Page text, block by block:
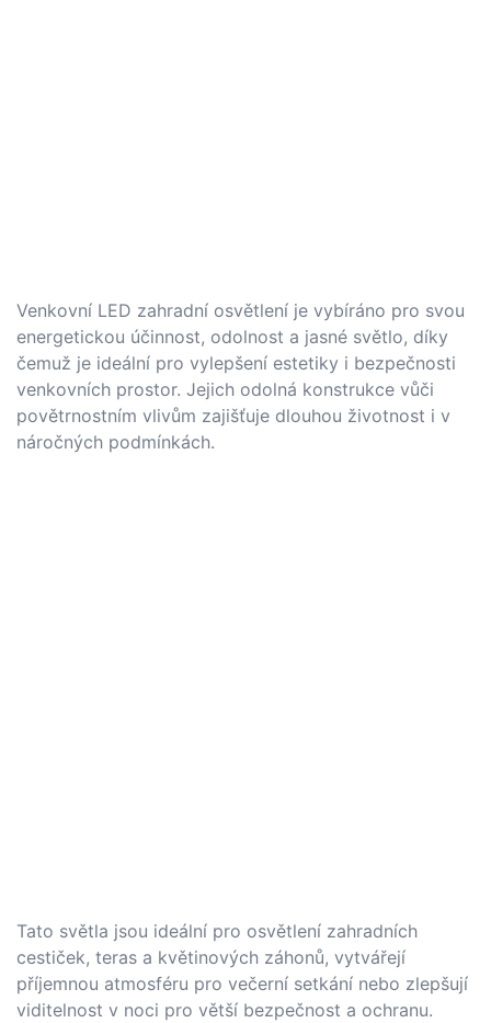
Venkovní LED zahradní osvětlení je vybíráno pro svou
energetickou účinnost, odolnost a jasné světlo, díky
čemuž je ideální pro vylepšení estetiky i bezpečnosti
venkovních prostor. Jejich odolná konstrukce vůči
povětrnostním vlivům zajišťuje dlouhou životnost i v
náročných podmínkách.
Tato světla jsou ideální pro osvětlení zahradních
cestiček, teras a květinových záhonů, vytvářejí
příjemnou atmosféru pro večerní setkání nebo zlepšují
viditelnost v noci pro větší bezpečnost a ochranu.